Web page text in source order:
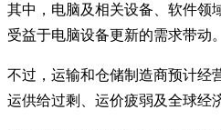
其中，电脑及相关设备、软件领
受益于电脑设备更新的需求带动。
不过，运输和仓储制造商预计经
运供给过剩、运价疲弱及全球经